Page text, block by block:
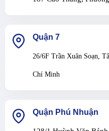
Quận 7
26/6F Trần Xuân Soạn,
Chí Minh
Quận Phú Nhuận